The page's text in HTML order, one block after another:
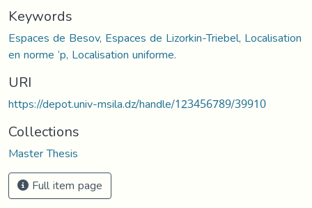
Keywords
Espaces de Besov, Espaces de Lizorkin-Triebel, Localisation
en norme ‘p, Localisation uniforme.
URI
https://depot.univ-msila.dz/handle/123456789/39910
Collections
Master Thesis
Full item page